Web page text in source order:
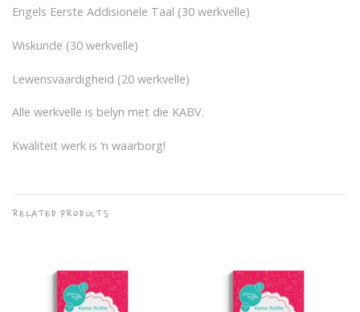
Engels Eerste Addisionele Taal (30 werkvelle)
Wiskunde (30 werkvelle)
Lewensvaardigheid (20 werkvelle)
Alle werkvelle is belyn met die KABV.
Kwaliteit werk is ‘n waarborg!
RELATED PRODUCTS